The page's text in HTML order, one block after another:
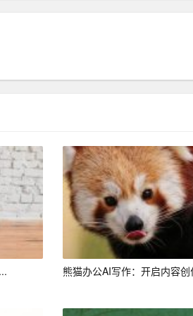
支持多种语言翻译，方便用户在
可以帮助学生提高写作能力，教师
为企业提供高效、专业的宣传文章
为媒体平台提供丰富、多样的内
助力个人作者提高写作效率，实现
帮助上班族撰写报告、总结等公文
款极具性价比的智能写作工具，为
可以借助AI写作助手XYZ提升写作
熊猫办公AI写作：开启内容创